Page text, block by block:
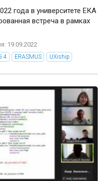
года в университете ЕКА
встреча в рамках
19.09.2022
4 ERASMUS UXiship